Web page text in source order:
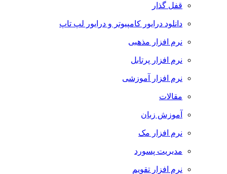
قفل گذار
دانلود درایور کامپیوتر و درایور لپ تاپ
نرم افزار مذهبی
نرم افزار پرتابل
نرم افزار آموزشی
مقالات
آموزش زبان
نرم افزار مک
مدیریت پسورد
نرم افزار تقویم